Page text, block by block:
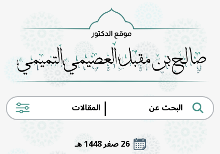
|
26 صفر 1448 هـ